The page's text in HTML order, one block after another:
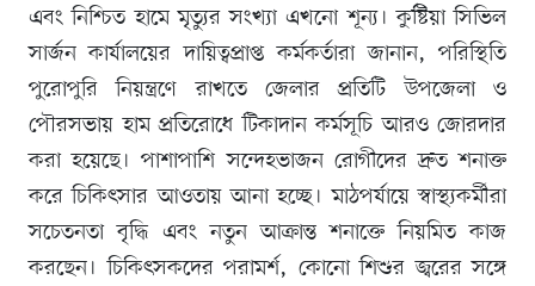
এবং নিশ্চিত হামে মৃত্যুর সংখ্যা এখনো শূন্য। কুষ্টিয়া সিভিল
সার্জন কার্যালয়ের দায়িত্বপ্রাপ্ত কর্মকর্তারা জানান, পরিস্থিতি
পুরোপুরি নিয়ন্ত্রণে রাখতে জেলার প্রতিটি উপজেলা ও
পৌরসভায় হাম প্রতিরোধে টিকাদান কর্মসূচি আরও জোরদার
করা হয়েছে। পাশাপাশি সন্দেহভাজন রোগীদের দ্রুত শনাক্ত
করে চিকিৎসার আওতায় আনা হচ্ছে। মাঠপর্যায়ে স্বাস্থ্যকর্মীরা
সচেতনতা বৃদ্ধি এবং নতুন আক্রান্ত শনাক্তে নিয়মিত কাজ
করছেন। চিকিৎসকদের পরামর্শ, কোনো শিশুর জ্বরের সঙ্গে